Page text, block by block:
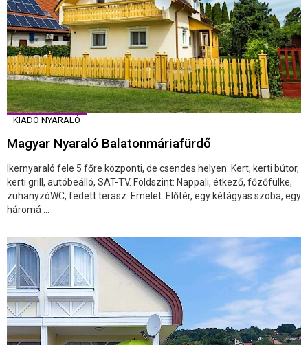
KIADÓ NYARALÓ
Magyar Nyaraló Balatonmáriafürdő
Ikernyaraló fele 5 főre központi, de csendes helyen. Kert, kerti bútor,
kerti grill, autóbeálló, SAT-TV. Földszint: Nappali, étkező, főzőfülke,
zuhanyzóWC, fedett terasz. Emelet: Előtér, egy kétágyas szoba, egy
háromá ...